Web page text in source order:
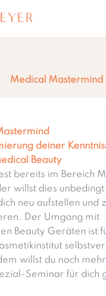
Medical Mastermind
deiner
Beauty
bereits im Bereich
willst dies unbedingt
neu aufstellen und
Der Umgang mit
Beauty Geräten ist
willst du noch
Seminar für dich